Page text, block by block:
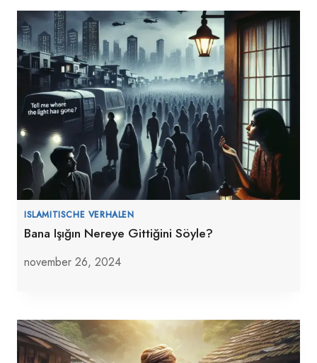
ISLAMITISCHE VERHALEN
Bana Işığın Nereye Gittiğini Söyle?
november 26, 2024